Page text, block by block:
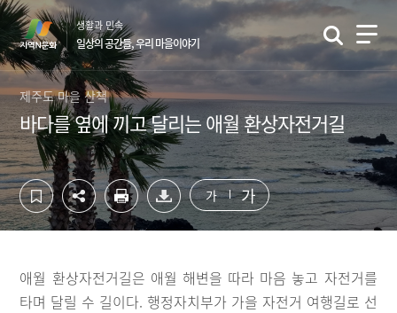
컨
텐
츠
영
역
바
로
가
기
하
단
영
역
바
로
가
기
생활과 민속
일상의 공간들, 우리 마을이야기
제주도 마을 산책
바다를 옆에 끼고 달리는 애월 환상자전거길
가 가
애월 환상자전거길은 애월 해변을 따라 마음 놓고 자전거를
타며 달릴 수 길이다. 행정자치부가 가을 자전거 여행길로 선